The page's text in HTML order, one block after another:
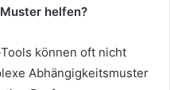
helfen?
können oft nicht
Abhängigkeitsmuster